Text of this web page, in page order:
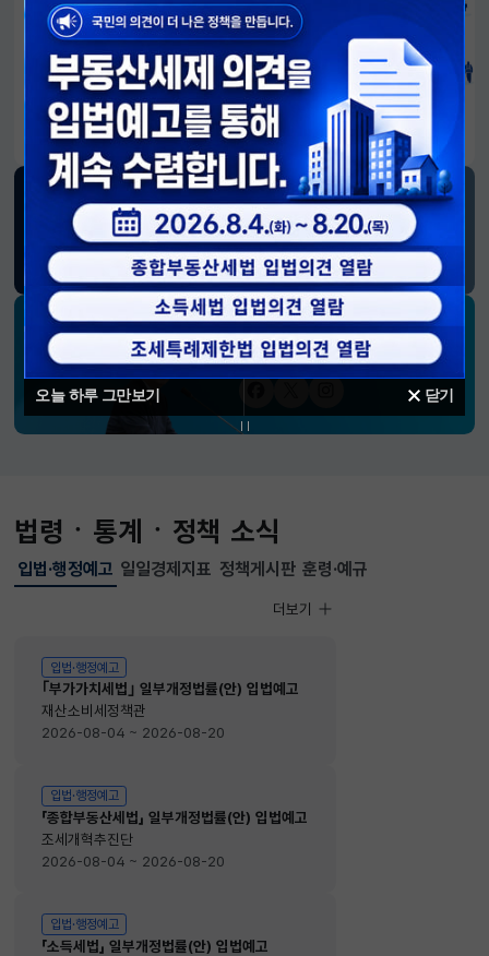
오늘 하루 그만보기 닫기
알림판
국민이 만든 대전환의 길-회복과 도약, 모두의 1년
재정경제부 SNS 소식
블로그페이스북트위터(X)유튜브인스타그램
소통하는 경제 리더 구윤철 장관의
SNS 채널
법령ㆍ통계ㆍ정책 소식
입법·행정예고
선택됨
입법·행정예고
입법·행정예고
｢부가가치세법｣ 일부개정법률(안) 입법예고
재산소비세정책관
2026-08-04 ~ 2026-08-20
입법·행정예고
「종합부동산세법」 일부개정법률(안) 입법예고
조세개혁추진단
2026-08-04 ~ 2026-08-20
입법·행정예고
「소득세법」 일부개정법률(안) 입법예고
입법·행정예고
더보기
일일경제지표 정책게시판 훈령·예규